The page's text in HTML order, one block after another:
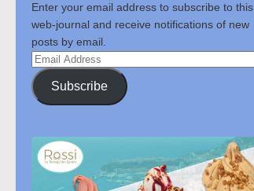
Enter your email address to subscribe to this
web-journal and receive notifications of new
posts by email.
Email
Address
Subscribe